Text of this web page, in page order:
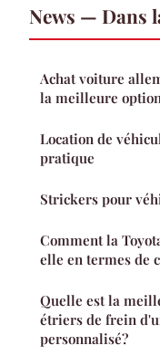
News — Dans
Achat voiture
la meilleure
Location de
pratique
Strickers pour
Comment la
elle en termes de
Quelle est la
étriers de frein
personnalisé?